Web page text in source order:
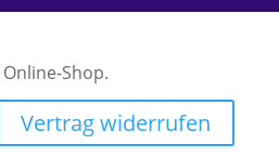
Shop.
Vertrag widerrufen